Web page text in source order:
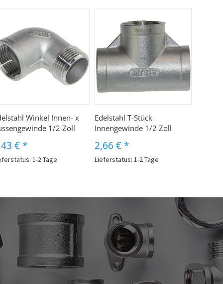
Winkel Innen- x
1/2 Zoll
€ *
1-2 Tage
Edelstahl T-Stück
Innengewinde 1/2 Zoll
2,66 € *
Lieferstatus: 1-2 Tage